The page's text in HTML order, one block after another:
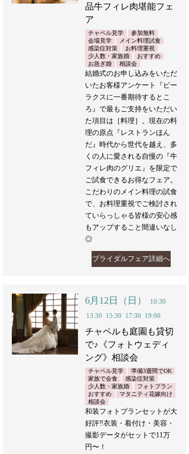
品牛フィレ肉堪能フェ
ア
チャペル見学
参加無料
会場見学
メイン料理試食
感染症対策
お料理重視
少人数・家族婚
おすすめ
お急ぎ婚
相談会
結婚式のお申し込みをいただ
いたお客様アンケート『ビー
ラクスに一番期待するとこ
ろ』で最もご支持をいただい
た項目は［料理］。現在の料
理の原点『レストランほん
だ』時代から世代を越え、多
くの人に愛される自慢の『牛
フィレ肉のグリエ』を限定で
ご試食できるお得なフェア。
こだわりのメイン料理の試食
で、お料理重視でご検討され
ていらっしゃる皆様の安心感
もアップすること間違いなし
◎
ブライダルフェア詳細へ
6月12日（日）
10:30
13:30
15:30 17:30 19:00
チャペルも庭園も貸切
で♪《フォトウェディ
ング》相談会
チャペル見学
準備3週間でOK
家族で会食
感染症対策
少人数・家族婚
フォトプラン
おすすめ
マタニティ花嫁向け
相談会
和装フォトプランセットが大
好評‼︎衣装・着付け・美容・
撮影データがセットで11万
円〜！